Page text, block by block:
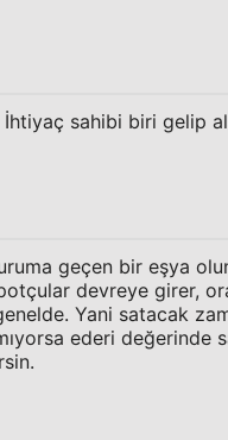
sahibi biri gelip
geçen bir eşya
devreye girer,
Yani satacak
ederi değerinde